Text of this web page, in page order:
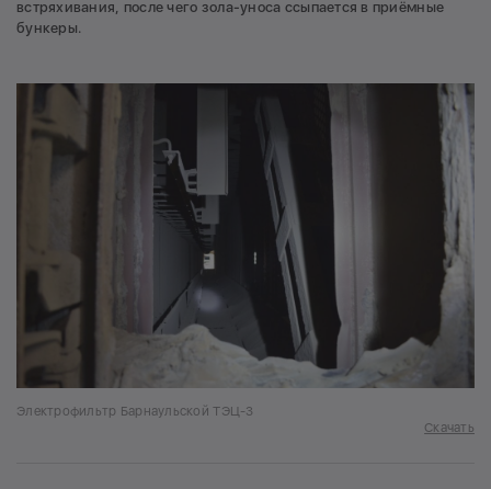
встряхивания, после чего зола-уноса ссыпается в приёмные
бункеры.
Электрофильтр Барнаульской ТЭЦ-3
Скачать